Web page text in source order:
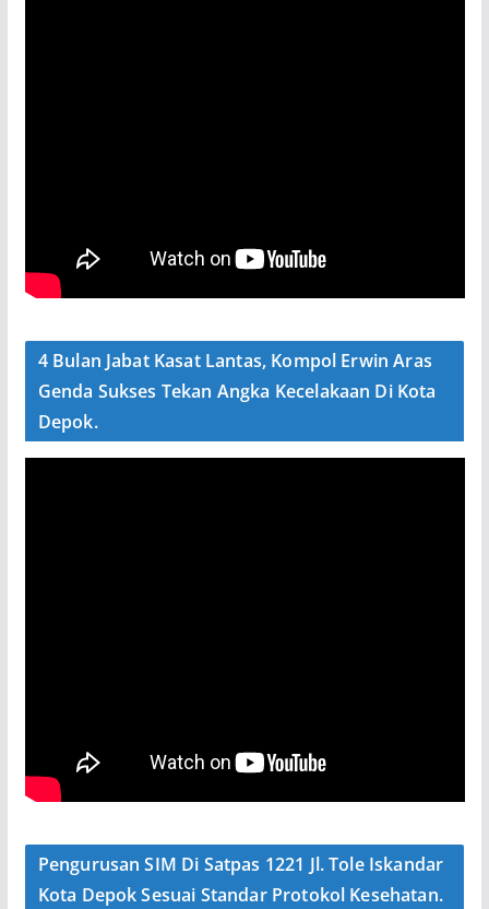
4 Bulan Jabat Kasat Lantas, Kompol Erwin Aras
Genda Sukses Tekan Angka Kecelakaan Di Kota
Depok.
Pengurusan SIM Di Satpas 1221 Jl. Tole Iskandar
Kota Depok Sesuai Standar Protokol Kesehatan.